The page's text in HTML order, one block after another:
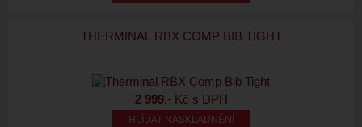
THERMINAL RBX COMP BIB TIGHT
2 999,- Kč s DPH
HLÍDAT NASKLADNĚNÍ